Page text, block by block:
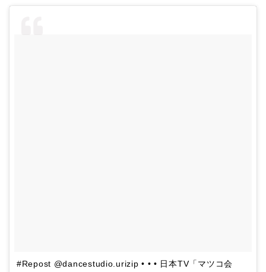
#Repost @dancestudio.urizip • • • 日本TV「マツコ会